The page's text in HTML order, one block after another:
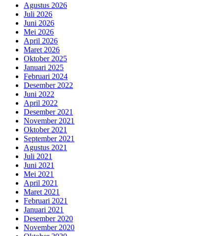
Agustus 2026
Juli 2026
Juni 2026
Mei 2026
April 2026
Maret 2026
Oktober 2025
Januari 2025
Februari 2024
Desember 2022
Juni 2022
April 2022
Desember 2021
November 2021
Oktober 2021
September 2021
Agustus 2021
Juli 2021
Juni 2021
Mei 2021
April 2021
Maret 2021
Februari 2021
Januari 2021
Desember 2020
November 2020